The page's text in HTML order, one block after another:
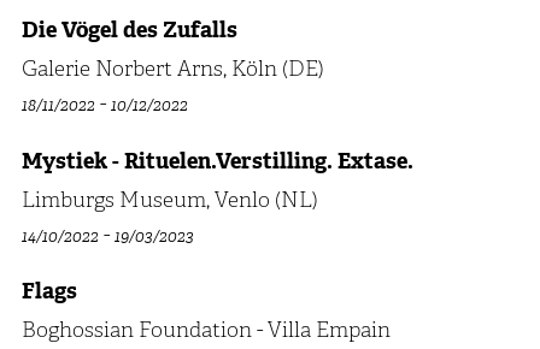
Die Vögel des Zufalls
Galerie Norbert Arns, Köln (DE)
18/11/2022 -10/12/2022
Mystiek - Rituelen.Verstilling. Extase.
Limburgs Museum, Venlo (NL)
14/10/2022 -19/03/2023
Flags
Boghossian Foundation - Villa Empain